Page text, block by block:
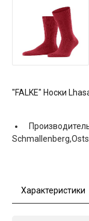
"FALKE" Носки
Характеристики